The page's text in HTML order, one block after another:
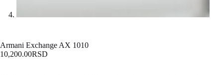
Armani Exchange AX 1010
10,200.00RSD